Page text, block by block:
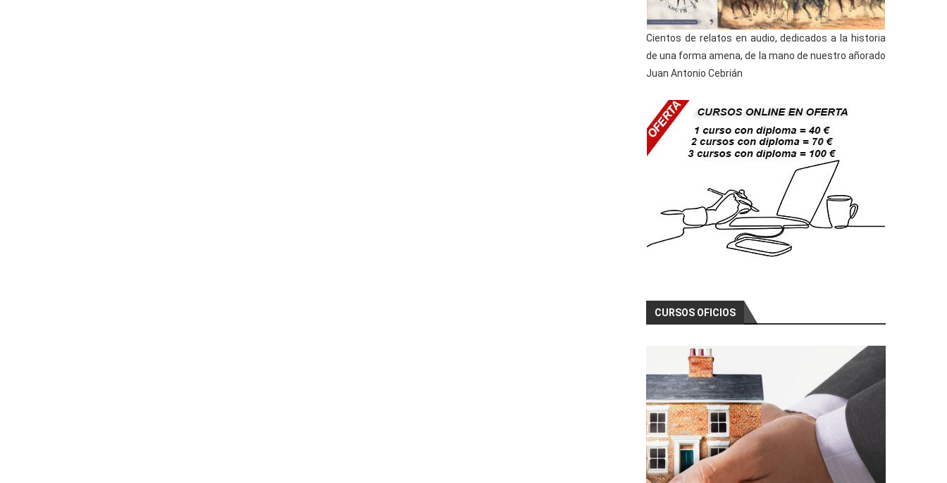
Cientos de relatos en audio, dedicados a la historia
de una forma amena, de la mano de nuestro añorado
Juan Antonio Cebrián
CURSOS OFICIOS